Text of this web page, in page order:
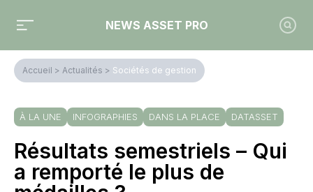
NEWS ASSET PRO
Accueil > Actualités > Sociétés de gestion
À LA UNE INFOGRAPHIES DANS LA PLACE DATASSET
Résultats semestriels – Qui
a remporté le plus de